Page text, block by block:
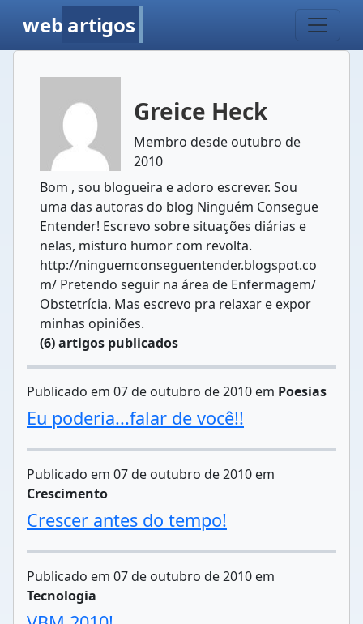
web artigos
Greice Heck
Membro desde outubro de
2010
Bom , sou blogueira e adoro escrever. Sou
uma das autoras do blog Ninguém Consegue
Entender! Escrevo sobre situações diárias e
nelas, misturo humor com revolta.
http://ninguemconseguentender.blogspot.co
m/ Pretendo seguir na área de Enfermagem/
Obstetrícia. Mas escrevo pra relaxar e expor
minhas opiniões.
(6) artigos publicados
Publicado em 07 de outubro de 2010 em Poesias
Eu poderia...falar de você!!
Publicado em 07 de outubro de 2010 em
Crescimento
Crescer antes do tempo!
Publicado em 07 de outubro de 2010 em
Tecnologia